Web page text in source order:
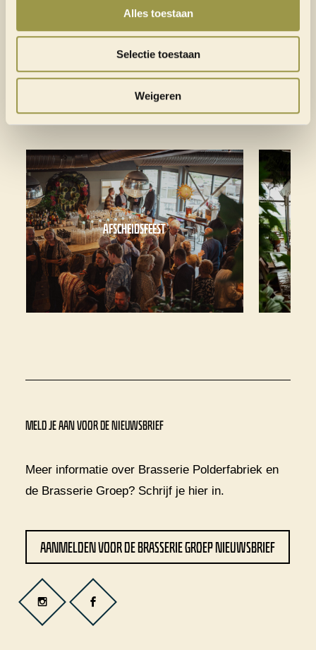
Alles toestaan
Selectie toestaan
Weigeren
MEER ACTIVITEITEN
AFSCHEIDSFEEST
MELD JE AAN VOOR DE NIEUWSBRIEF
Meer informatie over Brasserie Polderfabriek en
de Brasserie Groep? Schrijf je hierin.
AANMELDEN VOOR DE BRASSERIE GROEP NIEUWSBRIEF